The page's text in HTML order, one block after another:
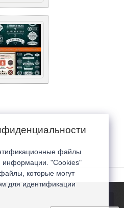
файлы
информации. "Cookies"
которые могут
для идентификации